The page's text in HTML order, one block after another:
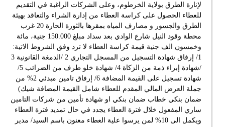
لإنارة الطرق بولاية الخرطوم، وعلى الشركات الراغبة في التقديم
للعطاء الحصول على كراسة العطاء من إدارة الشراء والتعاقد بهيئة
الطرق والجسور و مصارف المياه بمقرها بالثورة الحارة 20 غرب
محطة وقود النيل شارع الوادي بعد سداد مبلغ 150.000 جنية، مائة
وخمسون الف جنية قيمة كراسة العطاء لا ترد وفق الشروط الاتية:
1/ إرفاق شهادة التسجيل من المسجل التجاري 2 /الدمغة القانونية 3
/شهادة إبراء ذمة من الزكاة 4/ شهادة خلو طرف من الضرائب 5/
شهادة تسجيل على القيمة المضافة 6/ إرفاق تامين مبدئي 2% من
جملة العرض المالي المقدم للعطاء شامل القيمة المضافة شيك)
ضمان بنكي خطاب ضمان بنكي او شهادة تأمين من شركات التامين
ساري المفعول خلال فترة العطاء يجدد في حال تمديد فترة العطاء
ويكمل الى 10% لمن يرسوا علية العطاء معنون باسم السيد/ مدير